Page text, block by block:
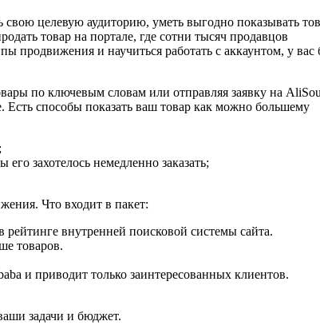
целевую аудиторию, уметь выгодно показывать
товар на портале, где сотни тысяч продавцов
и научиться работать с аккаунтом, у вас
по ключевым словам или отправляя заявку на
Есть способы показать ваш товар как можно большему
захотелось немедленно заказать;
Что входит в пакет:
внутренней поисковой системы сайта.
товаров.
и приводит только заинтересованных клиентов.
задачи и бюджет.